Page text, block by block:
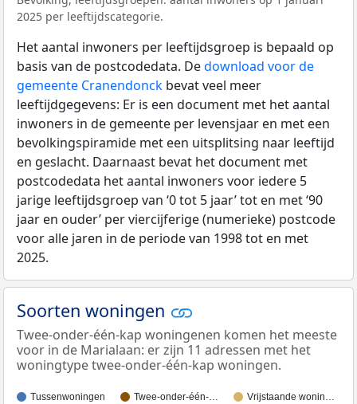
2025 per leeftijdscategorie.
Het aantal inwoners per leeftijdsgroep is bepaald op
basis van de postcodedata. Dedownload voor de
gemeente Cranendonck bevat veel meer
leeftijdgegevens: Er is een document met het aantal
inwoners in de gemeente per levensjaar en met een
bevolkingspiramide met een uitsplitsing naar leeftijd
en geslacht. Daarnaast bevat het document met
postcodedata het aantal inwoners voor iedere 5
jarige leeftijdsgroep van ‘0 tot 5 jaar’ tot en met ‘90
jaar en ouder’ per viercijferige (numerieke) postcode
voor alle jaren in de periode van 1998 tot en met
2025.
Soorten woningen
Twee-onder-één-kap woningenen komen het meeste
voor in de Marialaan: er zijn 11 adressen met het
woningtype twee-onder-één-kap woningen.
Tussenwoningen Twee-onder-één-… Vrijstaande wonin…